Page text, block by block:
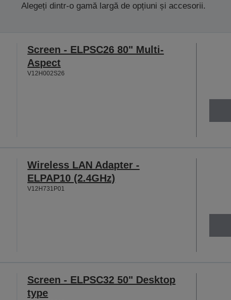
Alegeți dintr-o gamă largă de opțiuni și accesorii.
Screen - ELPSC26 80" Multi-
Aspect
V12H002S26
Wireless LAN Adapter -
ELPAP10 (2.4GHz)
V12H731P01
Screen - ELPSC32 50" Desktop
type